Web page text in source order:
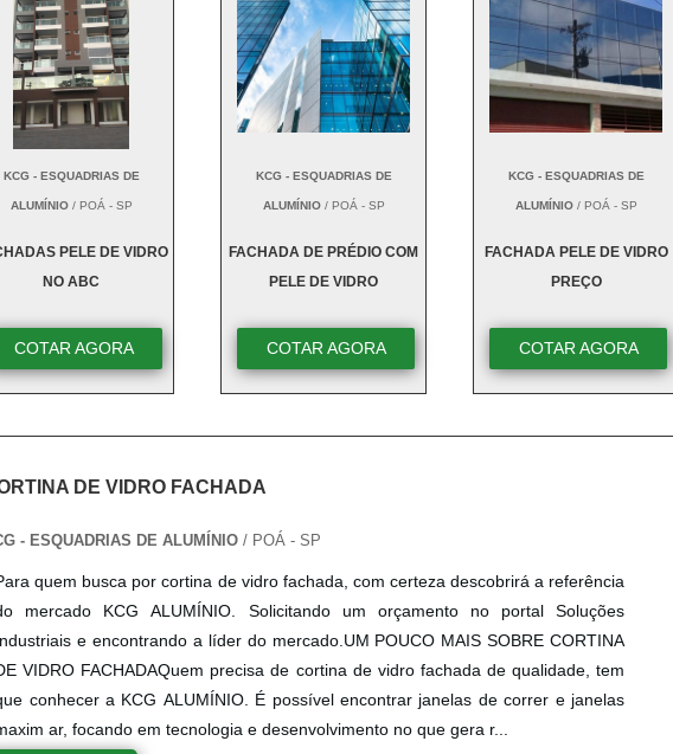
KCG - ESQUADRIAS DE
ALUMÍNIO/ POÁ - SP
PELE DE VIDRO
NO ABC
COTAR AGORA
KCG - ESQUADRIAS DE
ALUMÍNIO/ POÁ - SP
FACHADA DE PRÉDIO COM
PELE DE VIDRO
COTAR AGORA
KCG - ESQUADRIAS DE
ALUMÍNIO/ POÁ - SP
FACHADA PELE DE VIDRO
PREÇO
COTAR AGORA
DE VIDRO FACHADA
- ESQUADRIAS DE ALUMÍNIO/ POÁ - SP
quem busca por cortina de vidro fachada, com certeza descobrirá a referência
mercado KCG ALUMÍNIO. Solicitando um orçamento no portal Soluções
e encontrando a líder do mercado.UM POUCO MAIS SOBRE CORTINA
VIDRO FACHADAQuem precisa de cortina de vidro fachada de qualidade, tem
conhecer a KCG ALUMÍNIO. É possível encontrar janelas de correr e janelas
ar, focando em tecnologia e desenvolvimento no que gera r...